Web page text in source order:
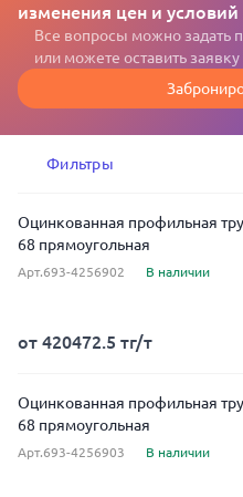
изменения цен и условий
Все вопросы можно задать
или можете оставить заявку
Фильтры
Оцинкованная профильная
68 прямоугольная
Арт.693-4256902 В наличии
от 420472.5 тг/т
Оцинкованная профильная
68 прямоугольная
Арт.693-4256903 В наличии